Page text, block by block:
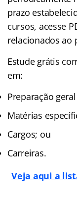
prazo
cursos, acesse
relacionados ao
Estude grátis
em:
Preparação geral
Matérias
Cargos; ou
Carreiras.
Veja aqui a